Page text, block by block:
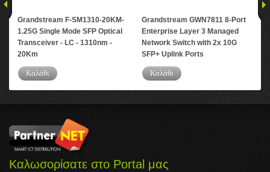
Grandstream F-SM1310-20KM-
1.25G Single Mode SFP Optical
Transceiver - LC - 1310nm -
20Km
Καλάθι
Grandstream GWN7811 8-Port
Enterprise Layer 3 Managed
Network Switch with 2x 10G
SFP+ Uplink Ports
Καλάθι
Καλωσορίσατε στο Portal μας